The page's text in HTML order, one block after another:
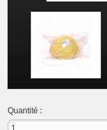
Quantité :